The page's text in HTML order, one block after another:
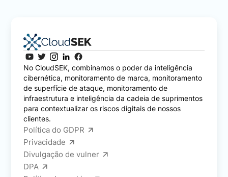
No CloudSEK, combinamos o poder da inteligência
cibernética, monitoramento de marca, monitoramento
de superfície de ataque, monitoramento de
infraestrutura e inteligência da cadeia de suprimentos
para contextualizar os riscos digitais de nossos
clientes.
Política do GDPR
Privacidade
Divulgação de vulner
DPA